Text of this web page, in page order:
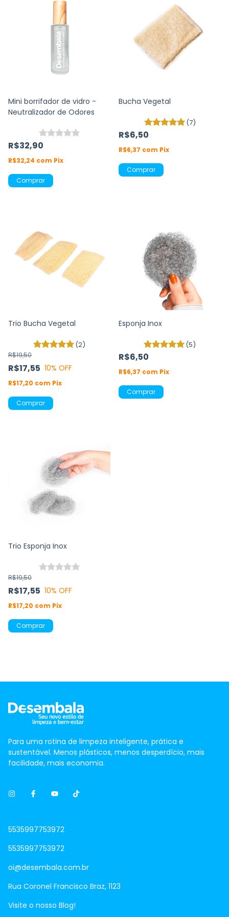
Mini borrifador de vidro -
Neutralizador de Odores
R$32,90
R$32,24 com Pix
Bucha Vegetal
(7)
R$6,50
R$6,37 com Pix
Comprar
Trio Bucha Vegetal
(2)
R$17,55
R$19,50
10% OFF
R$17,20 com Pix
Esponja Inox
(5)
R$6,50
R$6,37 com Pix
Comprar
Trio Esponja Inox
R$17,55
R$19,50
10% OFF
R$17,20 com Pix
Para uma rotina de limpeza inteligente, prática e
sustentável. Menos plásticos, menos desperdício, mais
facilidade, mais economia.
5535997753972
5535997753972
oi@desembala.com.br
Rua Coronel Francisco Braz, 1123
Visite o nosso Blog!